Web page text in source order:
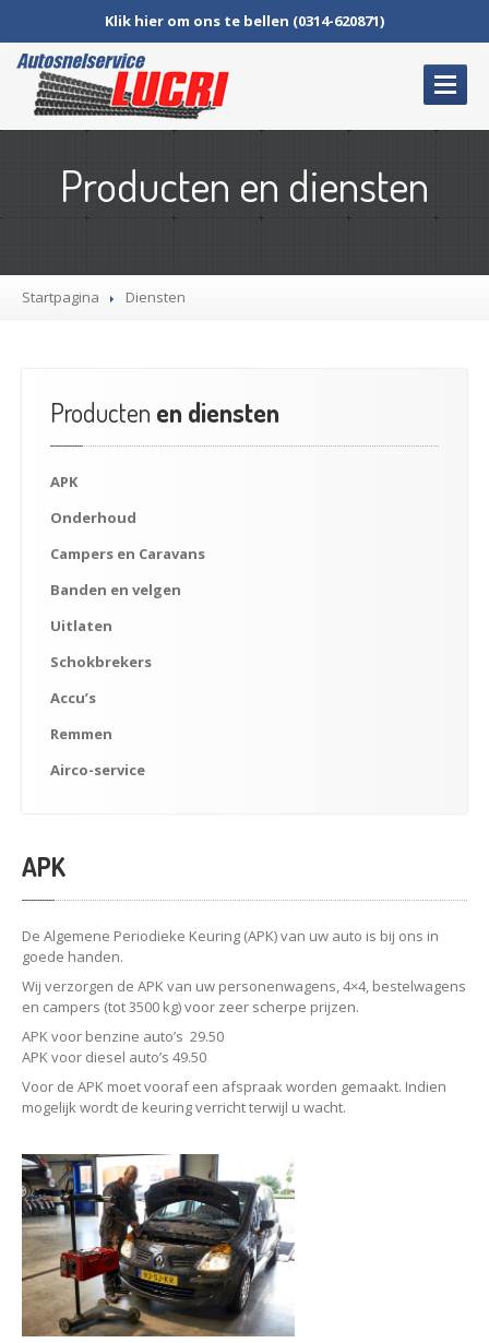
Klik hier om ons te bellen (0314-620871)
ONS
PRODUCTENEN DIENSTEN
Bandenen velgen
Uitlaten
Schokbrekers
Accu’s
Remmen
Airco-service
Producten en diensten
Startpagina Diensten
Producten en diensten
APK
Onderhoud
Campers en Caravans
Banden en velgen
Uitlaten
Schokbrekers
Accu’s
Remmen
Airco-service
APK
De Algemene Periodieke Keuring (APK) van uw auto is bij ons in
goede handen.
Wij verzorgen de APK van uw personenwagens, 4×4, bestelwagens
en campers (tot 3500 kg) voor zeer scherpe prijzen.
APK voor benzine auto’s 29.50
APK voor diesel auto’s 49.50
Voor de APK moet vooraf een afspraak worden gemaakt. Indien
mogelijk wordt de keuring verricht terwijl u wacht.